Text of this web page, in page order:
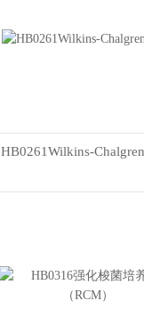
HB0261Wilkins-